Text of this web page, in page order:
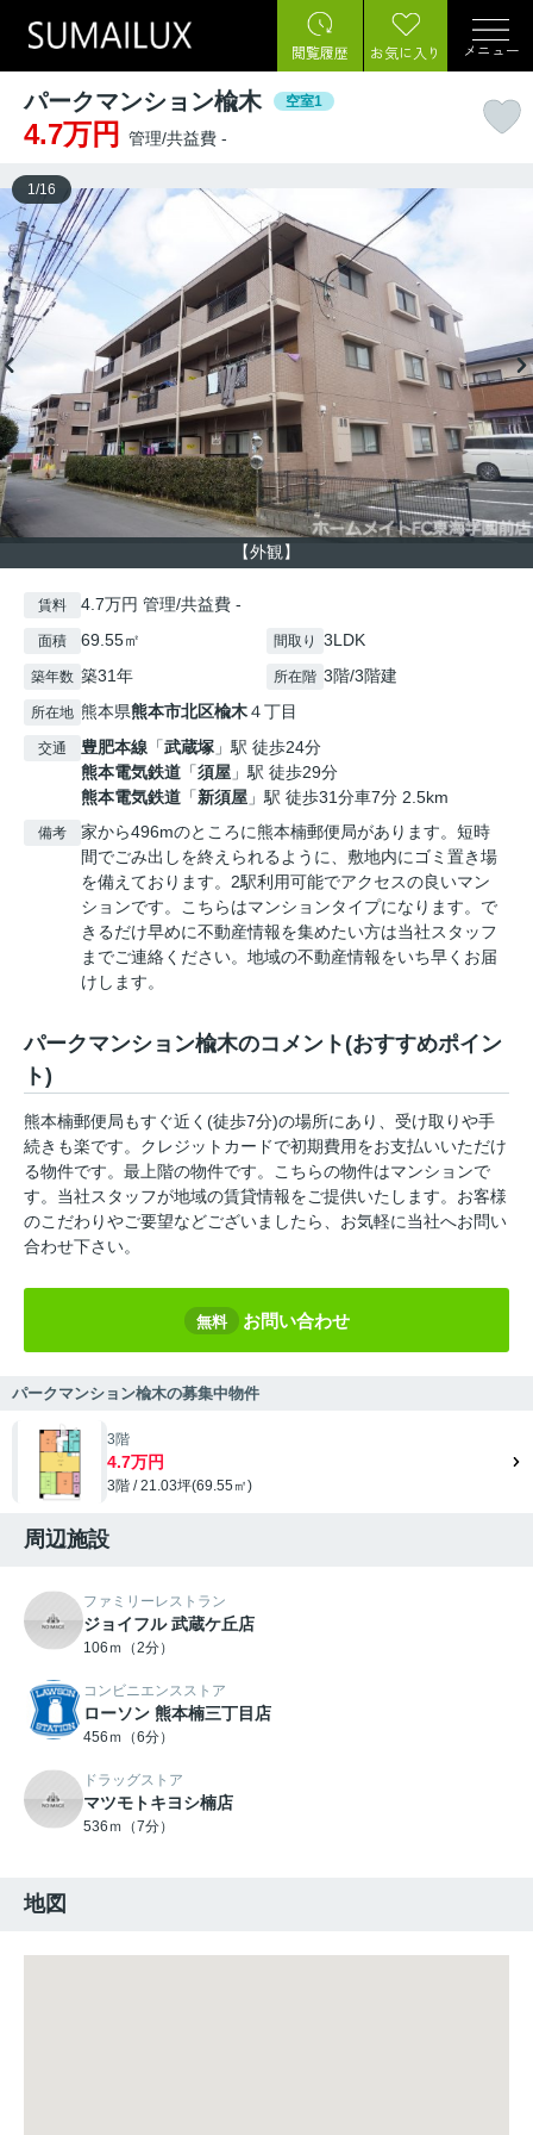
閲覧履歴 お気に入り メニュー
パークマンション楡木 空室1
4.7万円 管理/共益費 -
【外観】
1 /16
賃料 4.7万円 管理/共益費 -
面積 69.55㎡ 間取り 3LDK
築年数 築31年 所在階 3階/3階建
所在地 熊本県熊本市北区楡木４丁目
交通 豊肥本線 「武蔵塚 」駅 徒歩24分
熊本電気鉄道 「須屋 」駅 徒歩29分
熊本電気鉄道 「新須屋 」駅 徒歩31分車7分 2.5km
備考
家から496mのところに熊本楠郵便局があります。短時
間でごみ出しを終えられるように、敷地内にゴミ置き場
を備えております。2駅利用可能でアクセスの良いマン
ションです。こちらはマンションタイプになります。で
きるだけ早めに不動産情報を集めたい方は当社スタッフ
までご連絡ください。地域の不動産情報をいち早くお届
けします。
パークマンション楡木のコメント(おすすめポイン
ト)
熊本楠郵便局もすぐ近く(徒歩7分)の場所にあり、受け取りや手
続きも楽です。クレジットカードで初期費用をお支払いいただけ
る物件です。最上階の物件です。こちらの物件はマンションで
す。当社スタッフが地域の賃貸情報をご提供いたします。お客様
のこだわりやご要望などございましたら、お気軽に当社へお問い
合わせ下さい。
無料 お問い合わせ
パークマンション楡木の募集中物件
3階
4.7万円
3階 / 21.03坪(69.55㎡)
周辺施設
ファミリーレストラン
ジョイフル 武蔵ケ丘店
106ｍ（2分）
コンビニエンスストア
ローソン 熊本楠三丁目店
456ｍ（6分）
ドラッグストア
マツモトキヨシ楠店
536ｍ（7分）
地図